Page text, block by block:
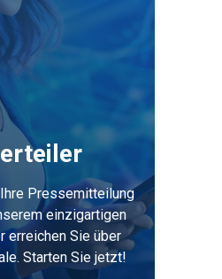
Pressemitteilung
einzigartigen
erreichen Sie über
Starten Sie jetzt!